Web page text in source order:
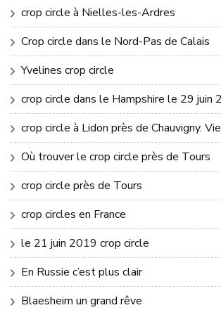
crop circle à Nielles-les-Ardres
Crop circle dans le Nord-Pas de Calais
Yvelines crop circle
crop circle dans le Hampshire le 29 juin
crop circle à Lidon près de Chauvigny.
Où trouver le crop circle près de Tours
crop circle près de Tours
crop circles en France
le 21 juin 2019 crop circle
En Russie c’est plus clair
Blaesheim un grand rêve